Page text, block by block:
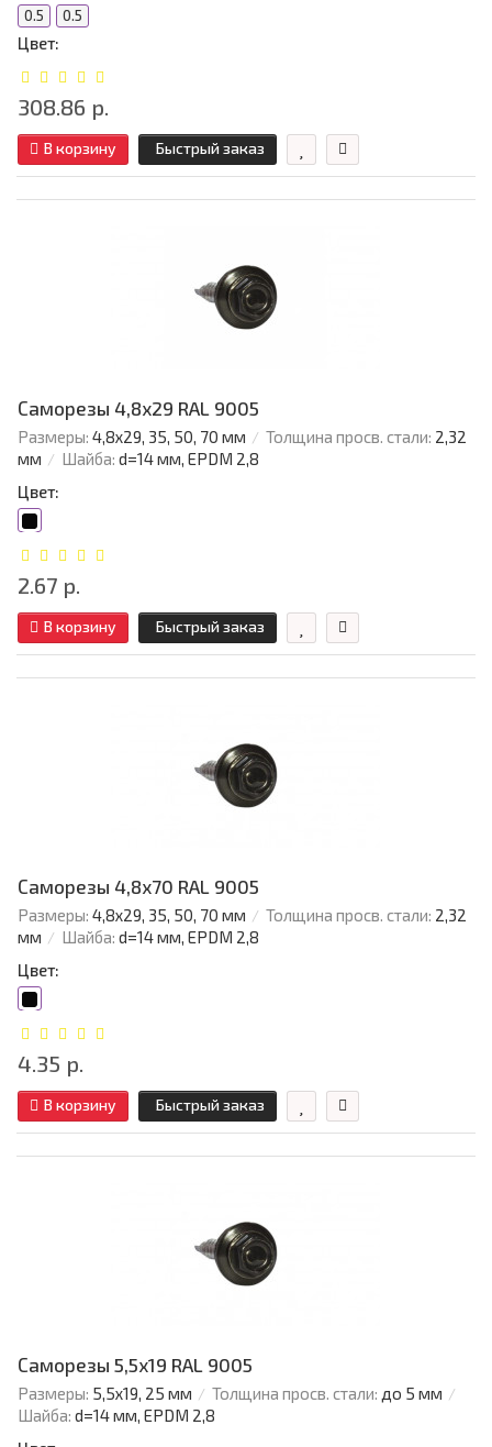
0.5 0.5
Цвет:
308.86 р.
В корзину Быстрый заказ
Саморезы 4,8х29 RAL 9005
Размеры: 4,8х29, 35, 50, 70 мм Толщина просв. стали: 2,32
мм
Шайба: d=14 мм, EPDM 2,8
Цвет:
2.67 р.
В корзину Быстрый заказ
Саморезы 4,8х70 RAL 9005
Размеры: 4,8х29, 35, 50, 70 мм Толщина просв. стали: 2,32
мм
Шайба: d=14 мм, EPDM 2,8
Цвет:
4.35 р.
В корзину Быстрый заказ
Саморезы 5,5х19 RAL 9005
Размеры: 5,5х19, 25 мм Толщина просв. стали: до 5 мм
Шайба: d=14 мм, EPDM 2,8